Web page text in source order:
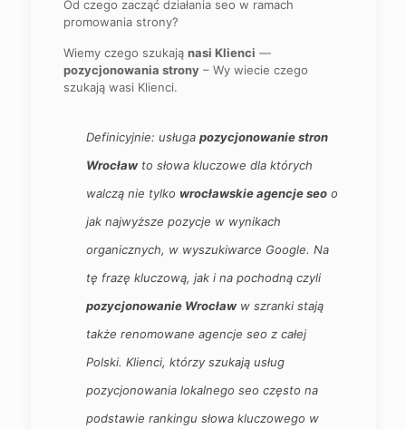
Od czego zacząć działania seo w ramach
promowania strony?
Wiemy czego szukają nasi Klienci —
pozycjonowania strony– Wy wiecie czego
szukają wasi Klienci.
Definicyjnie: usługa pozycjonowanie stron
Wrocławto słowa kluczowe dla których
walczą nie tylko wrocławskie agencje seoo
jak najwyższe pozycje w wynikach
organicznych, w wyszukiwarce Google. Na
tę frazę kluczową, jak i na pochodną czyli
pozycjonowanie Wrocławw szranki stają
także renomowane agencje seo z całej
Polski. Klienci, którzy szukają usług
pozycjonowania lokalnego seo często na
podstawie rankingu słowa kluczowego w